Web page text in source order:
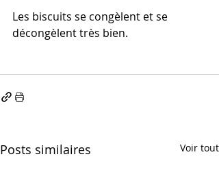
Les biscuits se congèlent et se
décongèlent très bien.
Posts similaires Voir tout